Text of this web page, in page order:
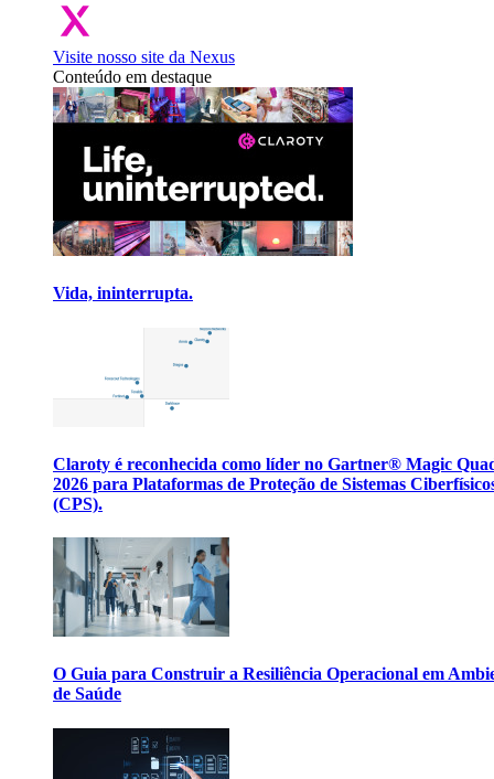
Visite nosso site da Nexus
Conteúdo em destaque
Vida, ininterrupta.
Claroty é reconhecida como líder no Gartner® Magic
2026 para Plataformas de Proteção de Sistemas
(CPS).
O Guia para Construir a Resiliência Operacional em
de Saúde